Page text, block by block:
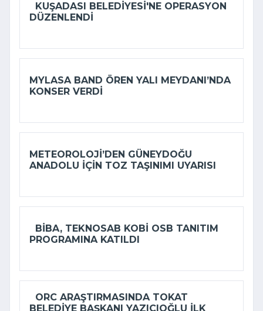
KUŞADASI BELEDIYESI'NE OPERASYON
DÜZENLENDI
MYLASA BAND ÖREN YALI MEYDANI’NDA
KONSER VERDI
METEOROLOJI’DEN GÜNEYDOĞU
ANADOLU IÇIN TOZ TAŞINIMI UYARISI
BIBA, TEKNOSAB KOBİ OSB TANITIM
PROGRAMINA KATILDI
ORC ARAŞTIRMASINDA TOKAT
BELEDIYE BAŞKANI YAZICIOĞLU ILK